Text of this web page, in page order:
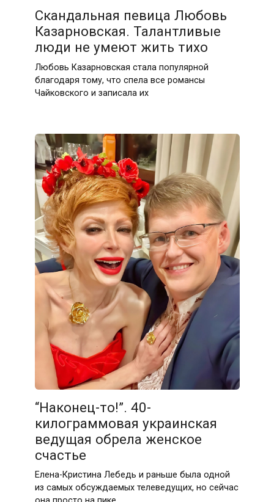
Скандальная певица Любовь
Казарновская. Талантливые
люди не умеют жить тихо
Любовь Казарновская стала популярной
благодаря тому, что спела все романсы
Чайковского и записала их
“Наконец-то!”. 40-
килограммовая украинская
ведущая обрела женское
счастье
Елена-Кристина Лебедь и раньше была одной
из самых обсуждаемых телеведущих, но сейчас